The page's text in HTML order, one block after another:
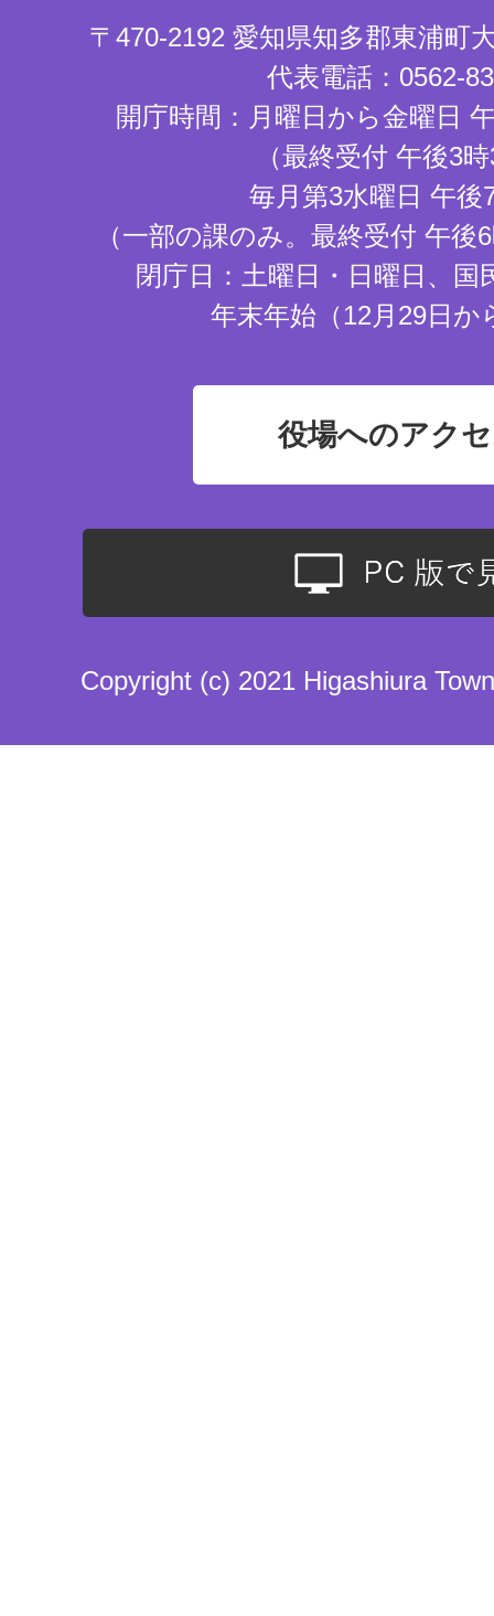
〒470-2192 愛知県知多郡東浦町
代表電話：0562-
開庁時間：月曜日から金曜日
（最終受付 午後3
毎月第3水曜日 午後
（一部の課のみ。最終受付 午
閉庁日：土曜日・日曜日、国
年末年始（12月29日か
役場へのアク
Copyright (c) 2021 Higashiura